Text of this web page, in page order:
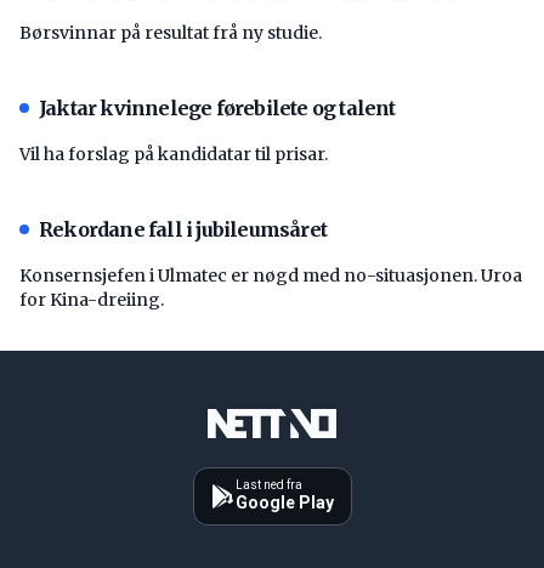
Børsvinnar på resultat frå ny studie.
Jaktar kvinnelege førebilete og talent
Vil ha forslag på kandidatar til prisar.
Rekordane fall i jubileumsåret
Konsernsjefen i Ulmatec er nøgd med no-situasjonen. Uroa
for Kina-dreiing.
Last ned fra
Google Play